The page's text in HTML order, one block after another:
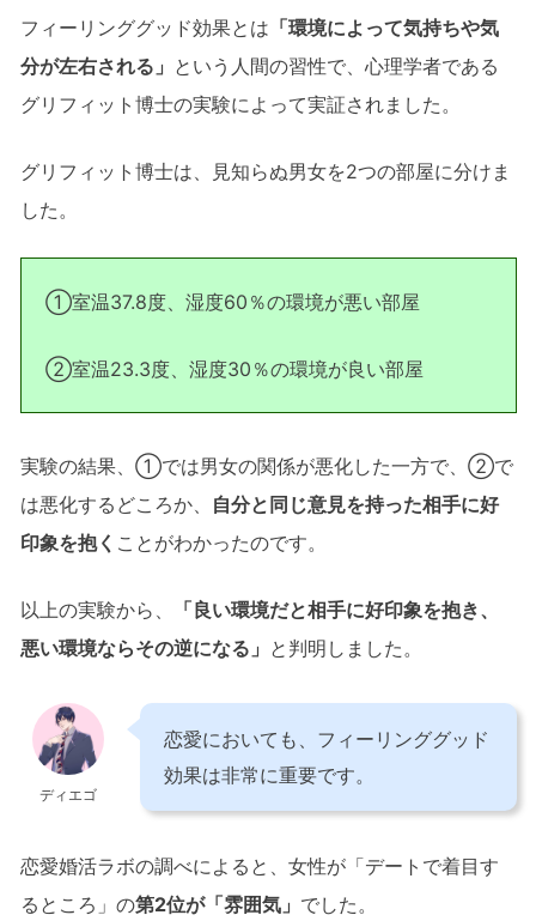
フィーリンググッド効果とは 「環境によって気持ちや気
分が左右される」 という人間の習性で、心理学者である
グリフィット博士の実験によって実証されました。
グリフィット博士は、見知らぬ男女を2つの部屋に分けま
した。
①室温37.8度、湿度60％の環境が悪い部屋
②室温23.3度、湿度30％の環境が良い部屋
実験の結果、①では男女の関係が悪化した一方で、②で
は悪化するどころか、
自分と同じ意見を持った相手に好
印象を抱く ことがわかったのです。
以上の実験から、
「良い環境だと相手に好印象を抱き、
悪い環境ならその逆になる」 と判明しました。
ディエゴ
恋愛においても、フィーリンググッド
効果は非常に重要です。
恋愛婚活ラボの調べによると、女性が「デートで着目す
るところ」の第2位が「雰囲気」 でした。